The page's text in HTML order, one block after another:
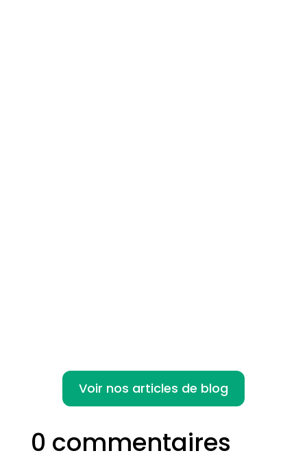
Voir nos articles de blog
0 commentaires